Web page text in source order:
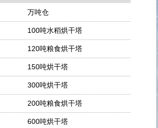
万吨仓
100吨水稻烘干塔
120吨粮食烘干塔
150吨烘干塔
300吨烘干塔
200吨粮食烘干塔
600吨烘干塔